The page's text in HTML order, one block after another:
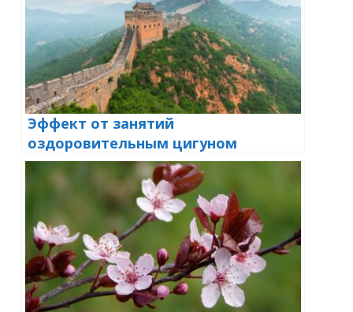
Эффект от занятий
оздоровительным цигуном